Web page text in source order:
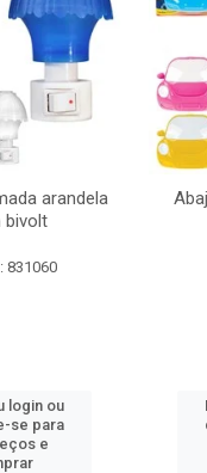
arandela
bivolt
831060
login ou
se para
e